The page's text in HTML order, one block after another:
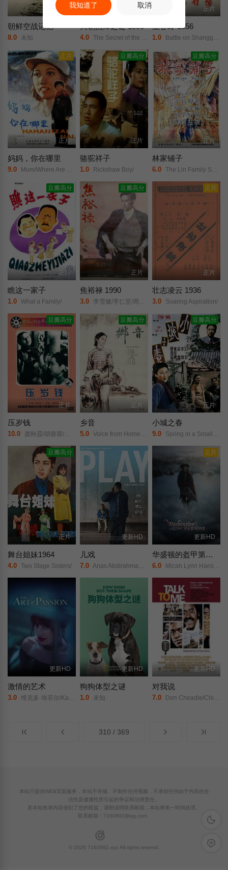
全5集
朝鲜空战记忆
8.0 未知
正片
天朝国库之谜 1990
4.0 The Secret of the Treasury/
正片
上甘岭 1956
1.0 Battle on Shangganling Mountain/The Battle of Triangle Hill/Battle of Shangganling/上甘岭战役/
正片
正片
妈妈，你在哪里
9.0 Mum/Where Are You?/
豆瓣高分
正片
骆驼祥子
1.0 Rickshaw Boy/
豆瓣高分
正片
林家铺子
6.0 The Lin Family Shop/
豆瓣高分
正片
瞧这一家子
1.0 What a Family/
豆瓣高分
正片
焦裕禄 1990
3.0 李雪健/李仁堂/周宗印/田元/张英/芦珊/梁音/邓雪松/
正片
正片
壮志凌云 1936
3.0 Soaring Aspiration/
豆瓣高分
正片
压岁钱
10.0 龚秋霞/胡蓉蓉/黎明晖/
豆瓣高分
正片
乡音
5.0 Voice from Hometown/Hometown Accent/Country Couple/
豆瓣高分
正片
小城之春
9.0 Spring in a Small Town/Le printemps d&#039;une petite ville/
豆瓣高分
正片
舞台姐妹1964
4.0 Two Stage Sisters/
更新HD
儿戏
7.0 Anas Abdirahman/Sebastian Blyckert/Yannick Diakité/Sebastian Hegmar/
正片
更新HD
华盛顿的盔甲第一卷：旅程
6.0 Micah Lynn Hanson/Adelaide Aglio/Greysen Conley/Miguel Andrews/Timothy Perez-Ross/
更新HD
激情的艺术
3.0 维克多·埃菲尔/Katie Reese/格雷格·韦纳/安德里亚·康特/Brandi Huzzie/杰西·卡马乔/Christine Allocca/Christine M Gervais/Essex O&#039;Brien/Luis Antonio/Renata Bresciani/Yves-Marc Cinevert/Gloria R. de los Reyes/
更新HD
狗狗体型之谜
1.0 未知
更新HD
对我说
7.0 Don Cheadle/Chiwetel Ejiofor/
310 / 369
深色模
留言反
本站只提供WEB页面服务，本站不存储、不制作任何视频，不承担任何由于内容的合
法性及健康性所引起的争议和法律责任。
若本站收录内容侵犯了您的权益，请附说明联系邮箱，本站将第一时间处理。
联系邮箱： 7160892@qq.com
© 2026 7160892.xyz All rights reservd.
我知道了 取消